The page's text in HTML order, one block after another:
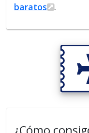
baratos
.